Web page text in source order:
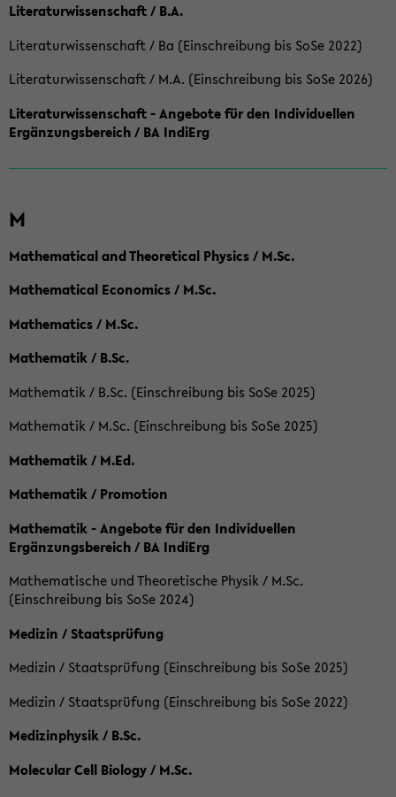
Literaturwissenschaft / B.A.
Literaturwissenschaft / Ba (Einschreibung bis SoSe 2022)
Literaturwissenschaft / M.A. (Einschreibung bis SoSe 2026)
Literaturwissenschaft - Angebote für den Individuellen
Ergänzungsbereich / BA IndiErg
M
Mathematical and Theoretical Physics / M.Sc.
Mathematical Economics / M.Sc.
Mathematics / M.Sc.
Mathematik / B.Sc.
Mathematik / B.Sc. (Einschreibung bis SoSe 2025)
Mathematik / M.Sc. (Einschreibung bis SoSe 2025)
Mathematik / M.Ed.
Mathematik / Promotion
Mathematik - Angebote für den Individuellen
Ergänzungsbereich / BA IndiErg
Mathematische und Theoretische Physik / M.Sc.
(Einschreibung bis SoSe 2024)
Medizin / Staatsprüfung
Medizin / Staatsprüfung (Einschreibung bis SoSe 2025)
Medizin / Staatsprüfung (Einschreibung bis SoSe 2022)
Medizinphysik / B.Sc.
Molecular Cell Biology / M.Sc.